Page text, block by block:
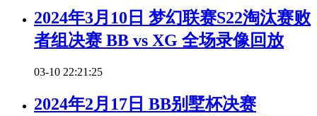
2024年3月10日 梦幻联赛S22淘汰赛败
者组决赛 BB vs XG 全场录像回放
03-10 22:21:25
2024年2月17日 BB别墅杯决赛